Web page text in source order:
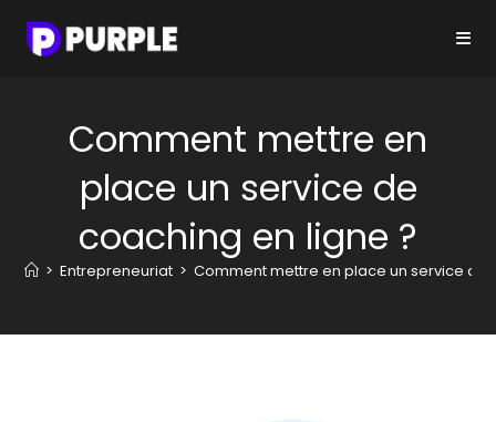
Comment mettre en
place un service de
coaching en ligne ?
> Entrepreneuriat > Comment mettre en place un service de